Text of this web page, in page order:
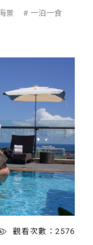
景 一泊一食
觀看次數：2576